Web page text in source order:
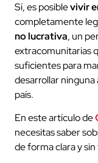
Sí, es posiblevivir
completamente
no lucrativa, un
extracomunitarias
suficientes para
desarrollar ninguna
país.
En este artículo de
necesitas saber
de forma clara y